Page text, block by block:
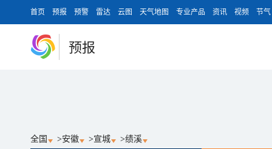
首页 预报 预警 雷达 云图 天气地图 专业产品 资讯 视频 节气
预报
全国 >安徽 >宣城 >绩溪